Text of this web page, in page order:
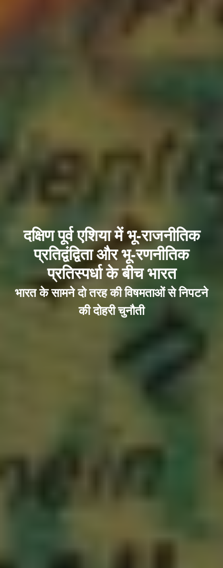
दक्षिण पूर्व एशिया में भू-राजनीतिक
प्रतिद्वंद्विता और भू-रणनीतिक
प्रतिस्पर्धा के बीच भारत
भारत के सामने दो तरह की विषमताओं से निपटने
की दोहरी चुनौती